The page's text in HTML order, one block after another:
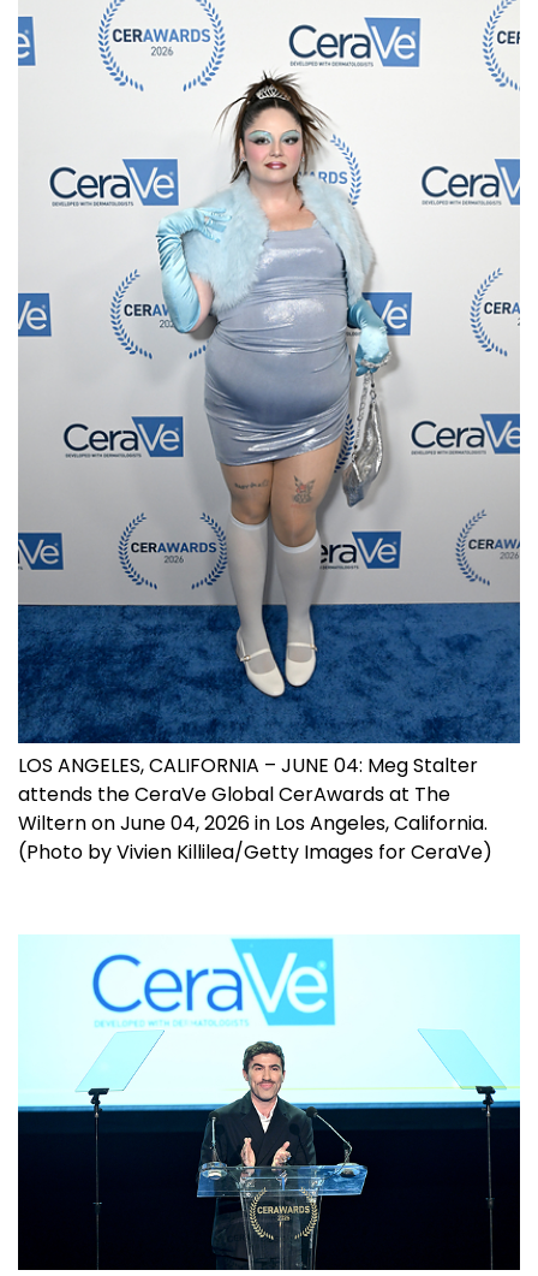
LOS ANGELES, CALIFORNIA – JUNE 04: Meg Stalter
attends the CeraVe Global CerAwards at The
Wiltern on June 04, 2026 in Los Angeles, California.
(Photo by Vivien Killilea/Getty Images for CeraVe)